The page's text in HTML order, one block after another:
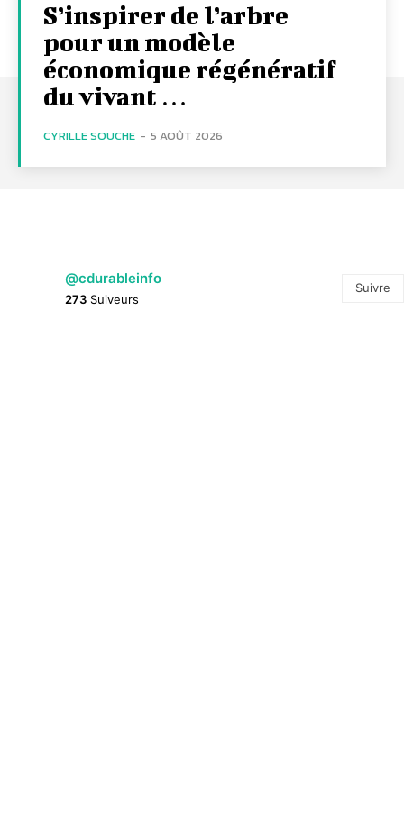
S’inspirer de l’arbre
pour un modèle
économique régénératif
du vivant …
CYRILLE SOUCHE - 5 AOÛT 2026
@cdurableinfo
273 Suiveurs
Suivre